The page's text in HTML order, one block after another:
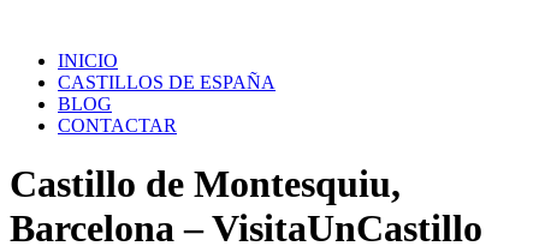
contenidoINICIO
CASTILLOS DE ESPAÑA
BLOG
CONTACTAR
Castillo de Montesquiu,
Barcelona – VisitaUnCastillo